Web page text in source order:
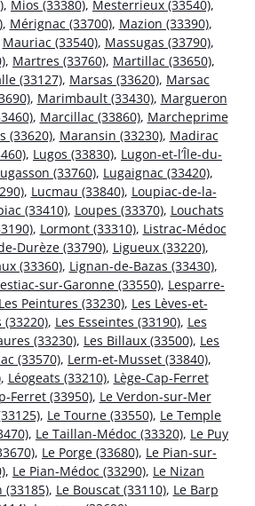
, Mios (33380), Mesterrieux (33540),
, Mérignac (33700), Mazion (33390),
Mauriac (33540), Massugas (33790),
, Martres (33760), Martillac (33650),
(33127), Marsas (33620), Marsac
, Marimbault (33430), Margueron
, Marcillac (33860), Marcheprime
(33620), Maransin (33230), Madirac
, Lugos (33830), Lugon-et-l’Île-du-
(33760), Lugaignac (33420),
, Lucmau (33840), Loupiac-de-la-
(33410), Loupes (33370), Louchats
, Lormont (33310), Listrac-Médoc
Durèze (33790), Ligueux (33220),
(33360), Lignan-de-Bazas (33430),
sur-Garonne (33550), Lesparre-
Les Peintures (33230), Les Lèves-et-
, Les Esseintes (33190), Les
(33230), Les Billaux (33500), Les
(33570), Lerm-et-Musset (33840),
, Léogeats (33210), Lège-Cap-Ferret
Ferret (33950), Le Verdon-sur-Mer
, Le Tourne (33550), Le Temple
, Le Taillan-Médoc (33320), Le Puy
, Le Porge (33680), Le Pian-sur-
, Le Pian-Médoc (33290), Le Nizan
(33185), Le Bouscat (33110), Le Barp